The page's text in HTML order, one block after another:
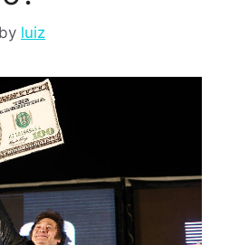
by luiz